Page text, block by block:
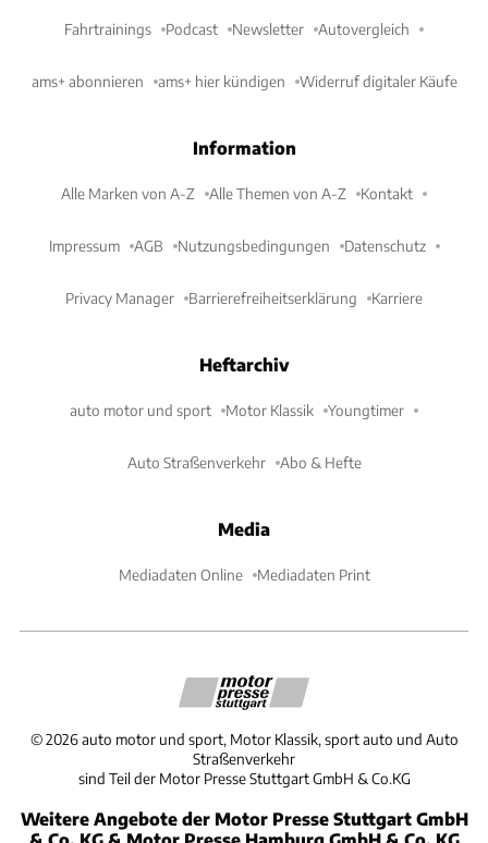
Fahrtrainings Podcast Newsletter Autovergleich
ams+ abonnieren ams+ hier kündigen Widerruf digitaler Käufe
Information
Alle Marken von A-Z Alle Themen von A-Z Kontakt
Impressum AGB Nutzungsbedingungen Datenschutz
Privacy Manager Barrierefreiheitserklärung Karriere
Heftarchiv
auto motor und sport Motor Klassik Youngtimer
Auto Straßenverkehr Abo & Hefte
Media
Mediadaten Online Mediadaten Print
©2026 auto motor und sport, Motor Klassik, sport auto und Auto
Straßenverkehr
sind Teil der Motor Presse Stuttgart GmbH & Co.KG
Weitere Angebote der Motor Presse Stuttgart GmbH